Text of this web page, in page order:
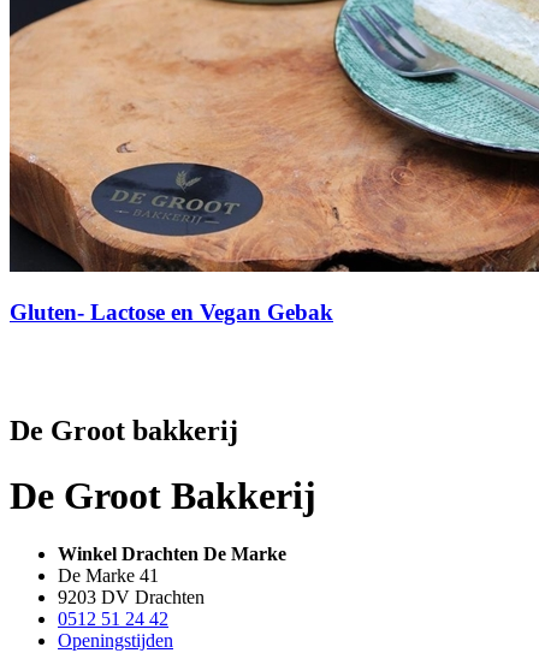
Gluten- Lactose en Vegan Gebak
De Groot bakkerij
De Groot Bakkerij
Winkel Drachten De Marke
De Marke 41
9203 DV Drachten
0512 51 24 42
Openingstijden